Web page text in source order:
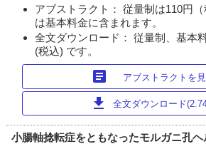
アブストラクト： 従量制は110円
は基本料金に含まれます。
全文ダウンロード： 従量制、基本
(税込) です。
article アブストラクトを
download 全文ダウンロード
小腸軸捻転症をともなったモルガニ孔ヘ